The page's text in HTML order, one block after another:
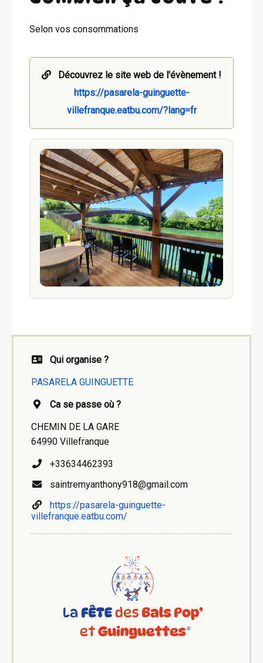
Selon vos consommations
Découvrez le site web de l'évènement !
https://pasarela-guinguette-
villefranque.eatbu.com/?lang=fr
Qui organise ?
PASARELA GUINGUETTE
Ca se passe où ?
CHEMIN DE LA GARE
64990 Villefranque
+33634462393
saintremyanthony918@gmail.com
https://pasarela-guinguette-
villefranque.eatbu.com/